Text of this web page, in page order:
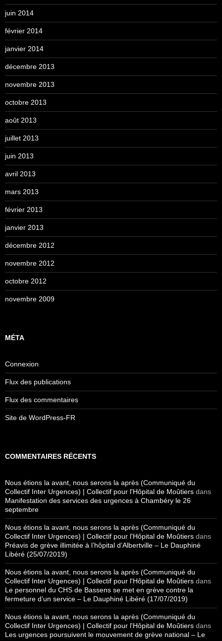
juin 2014
février 2014
janvier 2014
décembre 2013
novembre 2013
octobre 2013
août 2013
juillet 2013
juin 2013
avril 2013
mars 2013
février 2013
janvier 2013
décembre 2012
novembre 2012
octobre 2012
novembre 2009
MÉTA
Connexion
Flux des publications
Flux des commentaires
Site de WordPress-FR
COMMENTAIRES RÉCENTS
Nous étions la avant, nous serons la après (Communiqué du
Collectif Inter Urgences) | Collectif pour l'Hôpital de Moûtiers dans
Manifestation des services des urgences à Chambéry le 26
septembre
Nous étions la avant, nous serons la après (Communiqué du
Collectif Inter Urgences) | Collectif pour l'Hôpital de Moûtiers dans
Préavis de grève illimitée à l’hôpital d’Albertville – Le Dauphiné
Libéré (25/07/2019)
Nous étions la avant, nous serons la après (Communiqué du
Collectif Inter Urgences) | Collectif pour l'Hôpital de Moûtiers dans
Le personnel du CHS de Bassens se met en grève contre la
fermeture d’un service – Le Dauphiné Libéré (17/07/2019)
Nous étions la avant, nous serons la après (Communiqué du
Collectif Inter Urgences) | Collectif pour l'Hôpital de Moûtiers dans
Les urgences poursuivent le mouvement de grève national – Le